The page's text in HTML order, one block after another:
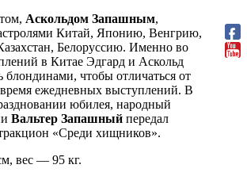
Аскольдом Запашным,
Китай, Японию, Венгрию,
Белоруссию. Именно во
в Китае Эдгард и Аскольд
блондинами, чтобы отличаться от
ежедневных выступлений. В
юбилея, народный
Вальтер Запашный передал
«Среди хищников».
вес — 95 кг.